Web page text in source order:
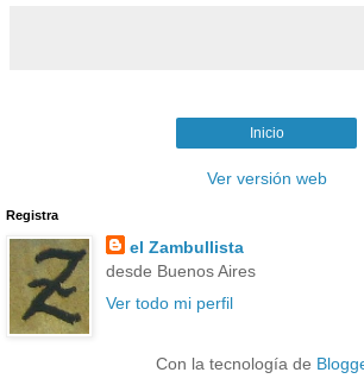
Inicio
Ver versión web
Registra
el Zambullista
desde Buenos Aires
Ver todo mi perfil
Con la tecnología de